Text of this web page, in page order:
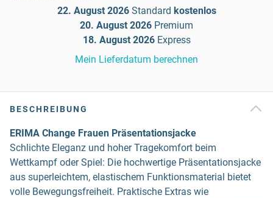
22. August 2026 Standard kostenlos
20. August 2026 Premium
18. August 2026 Express
Mein Lieferdatum berechnen
BESCHREIBUNG
ERIMA Change Frauen Präsentationsjacke
Schlichte Eleganz und hoher Tragekomfort beim
Wettkampf oder Spiel: Die hochwertige Präsentationsjacke
aus superleichtem, elastischem Funktionsmaterial bietet
volle Bewegungsfreiheit. Praktische Extras wie